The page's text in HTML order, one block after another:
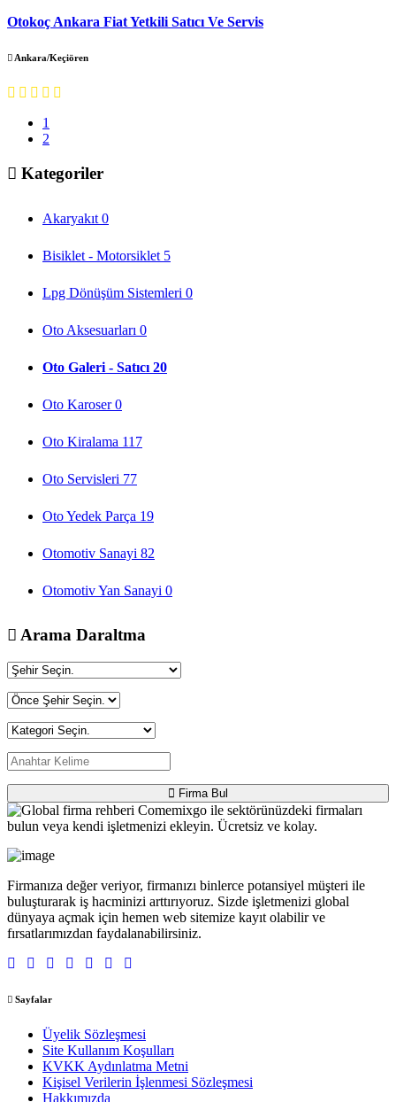
Otokoç Ankara Fiat Yetkili Satıcı Ve Servis
Ankara/Keçiören
1
2
Kategoriler
Akaryakıt 0
Bisiklet - Motorsiklet 5
Lpg Dönüşüm Sistemleri 0
Oto Aksesuarları 0
Oto Galeri - Satıcı 20
Oto Karoser0
Oto Kiralama 117
Oto Servisleri 77
Oto Yedek Parça 19
Otomotiv Sanayi 82
Otomotiv Yan Sanayi 0
Arama Daraltma
Firma Bul
Firmanıza değer veriyor, firmanızı binlerce potansiyel müşteri ile
buluşturarak iş hacminizi arttırıyoruz. Sizde işletmenizi global
dünyaya açmak için hemen web sitemize kayıt olabilir ve
fırsatlarımızdan faydalanabilirsiniz.
Sayfalar
Üyelik Sözleşmesi
Site Kullanım Koşulları
KVKK Aydınlatma Metni
Kişisel Verilerin İşlenmesi Sözleşmesi
Hakkımızda